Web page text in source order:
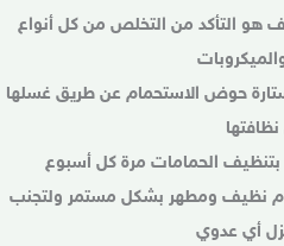
هو التأكد من التخلص من كل أنواع
حوض الاستحمام عن طريق غسلها
بتنظيف الحمامات مرة كل أسبوع
نظيف ومطهر بشكل مستمر ولتجنب
أي عدوي